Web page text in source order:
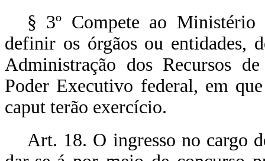
§ 3º Compete ao Ministério
definir os órgãos ou entidades,
Administração dos Recursos
Poder Executivo federal, em
caput terão exercício.
Art. 18. O ingresso no cargo